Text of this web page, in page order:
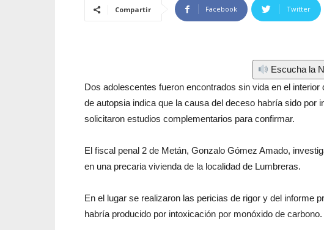
Compartir Facebook Twitter
Escucha la
Dos adolescentes fueron encontrados sin vida en el
de autopsia indica que la causa del deceso habría sido por
solicitaron estudios complementarios para confirmar.
El fiscal penal 2 de Metán, Gonzalo Gómez Amado,
en una precaria vivienda de la localidad de Lumbreras.
En el lugar se realizaron las pericias de rigor y del informe
habría producido por intoxicación por monóxido de carbono.